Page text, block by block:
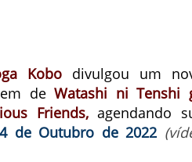
Kobo divulgou um
deWatashi ni Tenshi
Friends,agendando
de Outubro de 2022